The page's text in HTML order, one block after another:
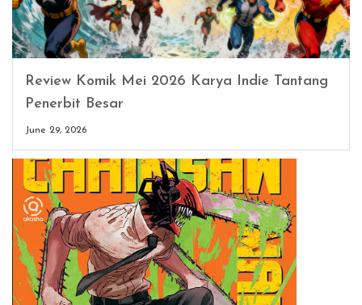
Review Komik Mei 2026 Karya Indie Tantang
Penerbit Besar
June 29, 2026